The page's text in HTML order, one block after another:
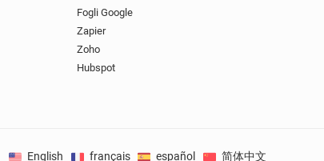
Fogli Google
Zapier
Zoho
Hubspot
English français español 简体中文